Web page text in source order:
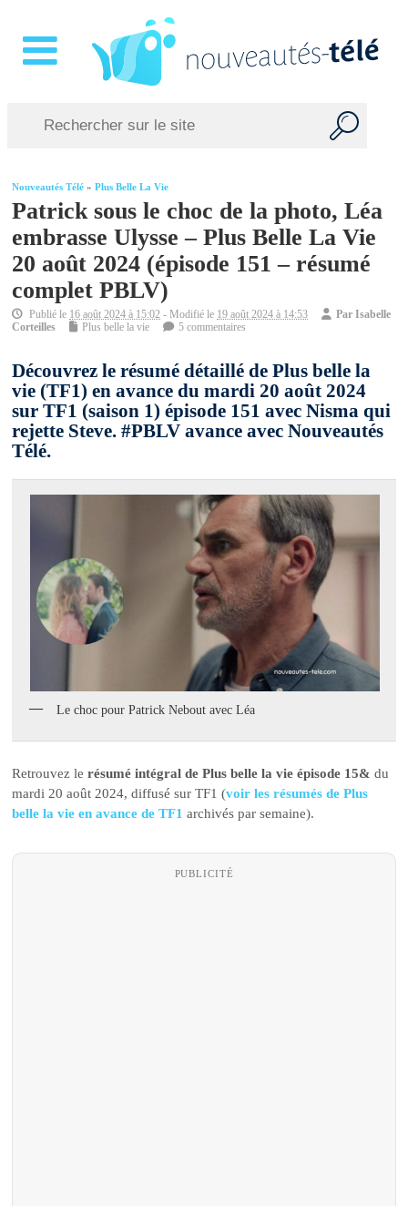
Nouveautés Télé »Plus Belle La Vie
Patrick sous le choc de la photo, Léa
embrasse Ulysse – Plus Belle La Vie
20 août 2024 (épisode 151 – résumé
complet PBLV)
Publié le 16 août 2024 à 15:02 - Modifié le 19 août 2024 à 14:53 ParIsabelle
Corteilles
Plus belle la vie 5 commentaires
Découvrez le résumé détaillé de Plus belle la
vie (TF1) en avance du mardi 20 août 2024
sur TF1 (saison 1) épisode 151 avec Nisma qui
rejette Steve. #PBLV avance avec Nouveautés
Télé.
Le choc pour Patrick Nebout avec Léa
Retrouvez lerésumé intégral de Plus belle la vie épisode 15& du
mardi 20 août 2024, diffusé sur TF1 (voir les résumés de Plus
belle la vie en avance de TF1archivés par semaine).
PUBLICITÉ